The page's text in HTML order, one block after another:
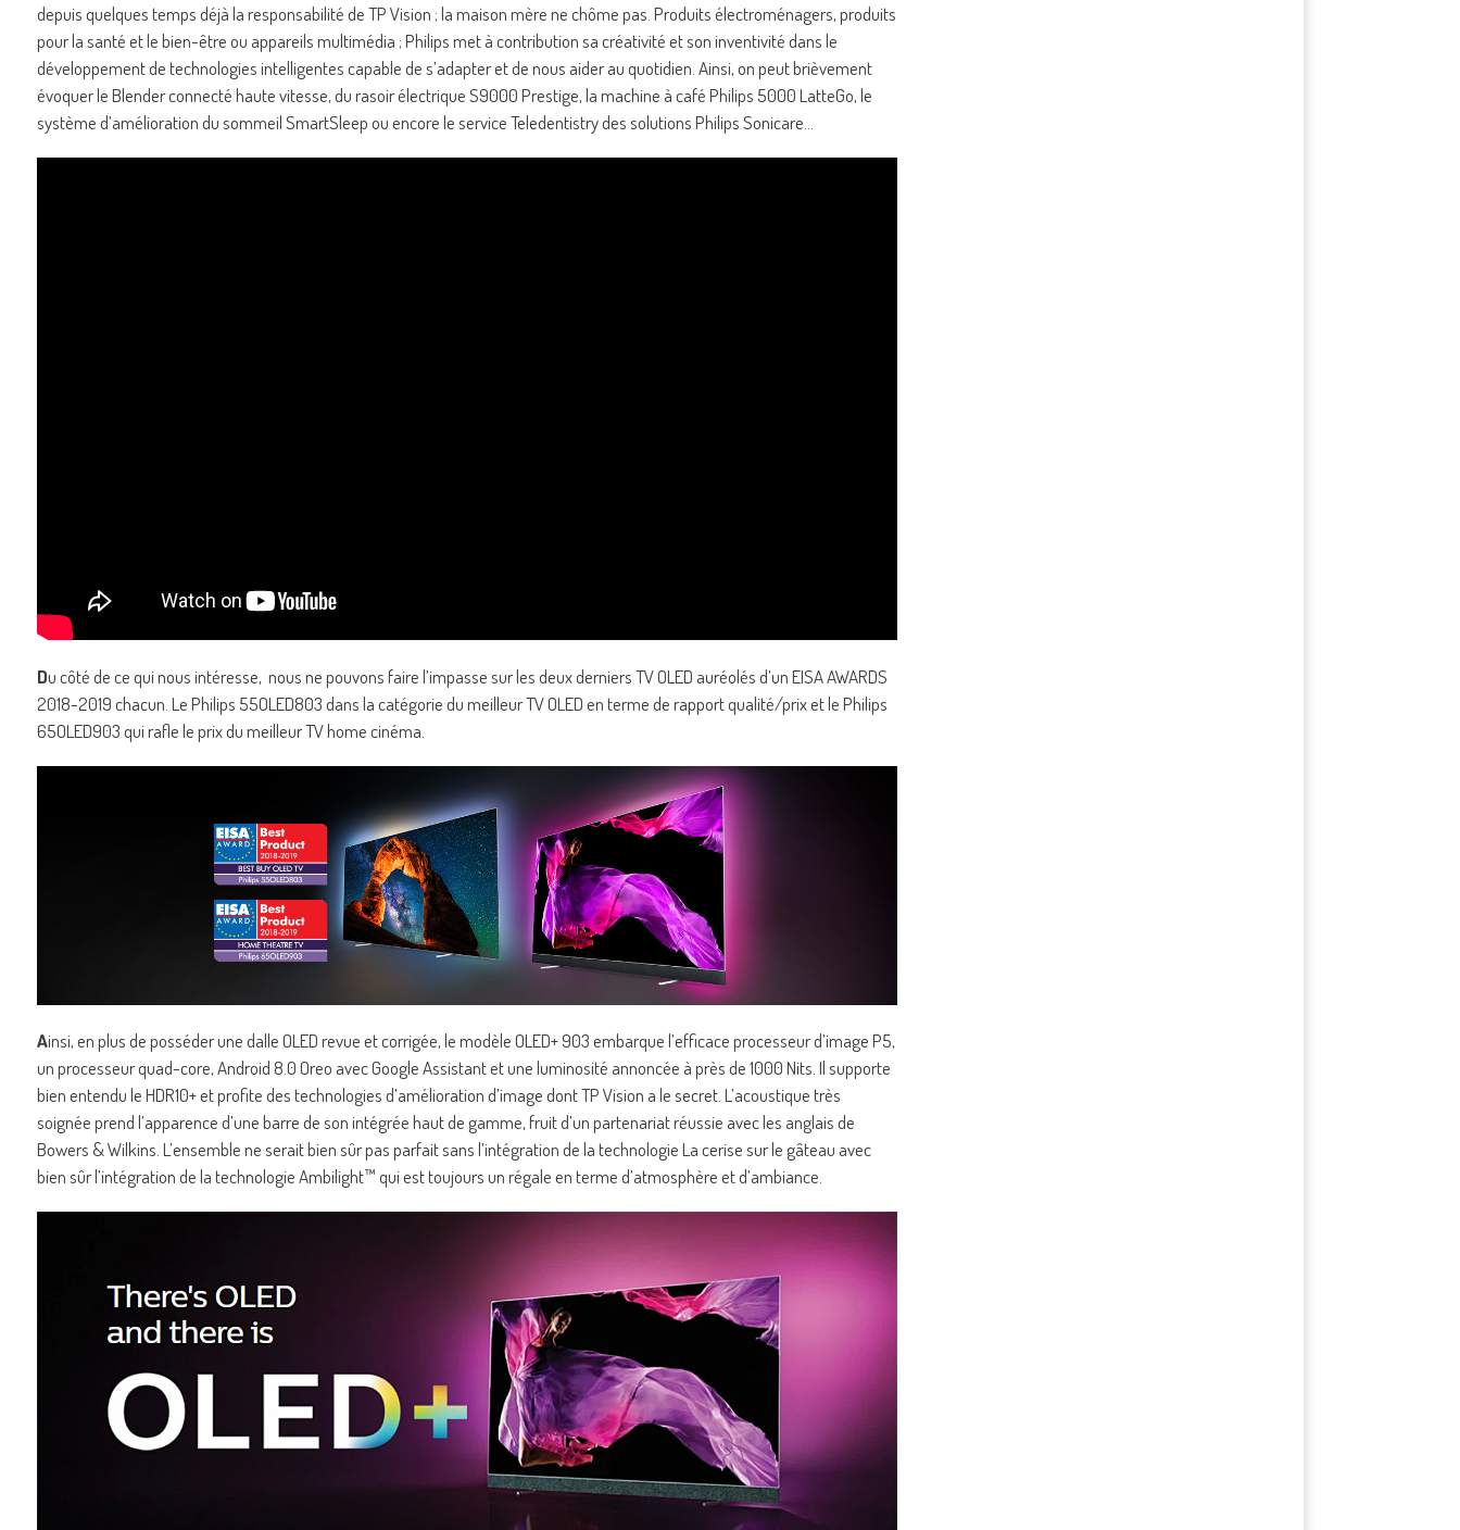
depuis quelques temps déjà la responsabilité de TP Vision ; la maison mère ne chôme pas. Produits électroménagers, produits
pour la santé et le bien-être ou appareils multimédia ; Philips met à contribution sa créativité et son inventivité dans le
développement de technologies intelligentes capable de s’adapter et de nous aider au quotidien. Ainsi, on peut brièvement
évoquer le Blender connecté haute vitesse, du rasoir électrique S9000 Prestige, la machine à café Philips 5000 LatteGo, le
système d’amélioration du sommeil SmartSleep ou encore le service Teledentistry des solutions Philips Sonicare…
Du côté de ce qui nous intéresse, nous ne pouvons faire l’impasse sur les deux derniers TV OLED auréolés d’un EISA AWARDS
2018-2019 chacun. Le Philips 55OLED803 dans la catégorie du meilleur TV OLED en terme de rapport qualité/prix et le Philips
65OLED903 qui rafle le prix du meilleur TV home cinéma.
Ainsi, en plus de posséder une dalle OLED revue et corrigée, le modèle OLED+ 903 embarque l’efficace processeur d’image P5,
un processeur quad-core, Android 8.0 Oreo avec Google Assistant et une luminosité annoncée à près de 1000 Nits. Il supporte
bien entendu le HDR10+ et profite des technologies d’amélioration d’image dont TP Vision a le secret. L’acoustique très
soignée prend l’apparence d’une barre de son intégrée haut de gamme, fruit d’un partenariat réussie avec les anglais de
Bowers & Wilkins. L’ensemble ne serait bien sûr pas parfait sans l’intégration de la technologie La cerise sur le gâteau avec
bien sûr l’intégration de la technologie Ambilight™ qui est toujours un régale en terme d’atmosphère et d’ambiance.